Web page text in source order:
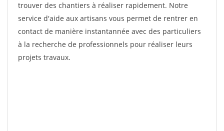
trouver des chantiers à réaliser rapidement. Notre
service d'aide aux artisans vous permet de rentrer en
contact de manière instantannée avec des particuliers
à la recherche de professionnels pour réaliser leurs
projets travaux.